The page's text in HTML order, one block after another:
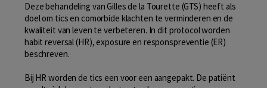
Deze behandeling van Gilles de la Tourette (GTS) heeft als
doel om tics en comorbide klachten te verminderen en de
kwaliteit van leven te verbeteren. In dit protocol worden
habit reversal (HR), exposure en responspreventie (ER)
beschreven.
Bij HR worden de tics een voor een aangepakt. De patiënt